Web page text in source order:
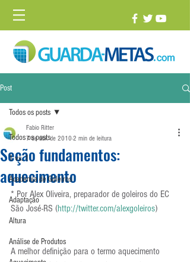
Post
Todos os posts
1 vs. 1
Academia de Goleiros
Adaptação
Altura
Análise de Produtos
Todos os posts
Seção fundamentos:
aquecimento
Fabio Ritter
7 de abr. de 2010 2 min de leitura
* Por Alex Oliveira, preparador de goleiros do EC
São José-RS (http://twitter.com/alexgoleiros)
A melhor definição para o termo aquecimento